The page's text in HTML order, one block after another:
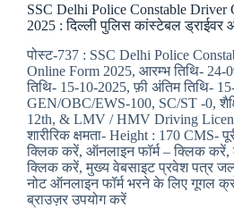
2025
:
दिल्ली
पुलिस
कांस्टेबल
जॉब
अलर्ट,
SSC Delhi Police Constable Driver
2025 : दिल्ली पुलिस कांस्टेबल ड्राईवर
पोस्ट-737 : SSC Delhi Police
Online Form 2025, आरम्भ तिथि- 24-
तिथि- 15-10-2025, फ़ी अंतिम तिथि-
GEN/OBC/EWS-100, SC/ST -0,
12th, & LMV / HMV Driving
शारीरिक क्षमता- Height : 170 CMS-
क्लिक करें, ऑनलाइन फॉर्म – क्लिक करें,
क्लिक करें, मुख्य वेबसाइट प्रवेश पत्र
नोट ऑनलाइन फॉर्म भरने के लिए गूगल
ब्राउज़र उपयोग करें